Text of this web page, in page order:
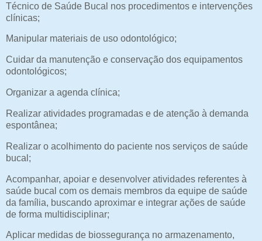
Técnico de Saúde Bucal nos procedimentos e intervenções
clínicas;
Manipular materiais de uso odontológico;
Cuidar da manutenção e conservação dos equipamentos
odontológicos;
Organizar a agenda clínica;
Realizar atividades programadas e de atenção à demanda
espontânea;
Realizar o acolhimento do paciente nos serviços de saúde
bucal;
Acompanhar, apoiar e desenvolver atividades referentes à
saúde bucal com os demais membros da equipe de saúde
da família, buscando aproximar e integrar ações de saúde
de forma multidisciplinar;
Aplicar medidas de biossegurança no armazenamento,